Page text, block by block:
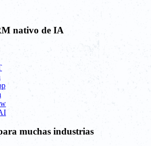
nativo de IA
muchas industrias